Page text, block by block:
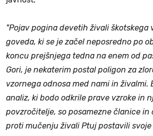
"Pojav pogina devetih živali škotskega
goveda, ki se je začel neposredno po
koncu prejšnjega tedna na enem od
Gori, je nekaterim postal poligon za
vzornega odnosa med nami in živalmi.
analiz, ki bodo odkrile prave vzroke in
povzročitelje, so posamezne članice in
proti mučenju živali Ptuj postavili